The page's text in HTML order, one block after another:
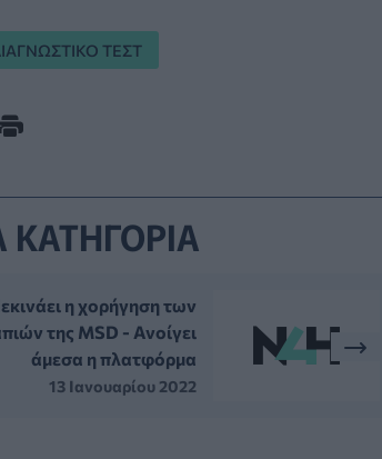
ΤΕΣΤ
ΚΑΤΗΓΟΡΙΑ
η χορήγηση των
της MSD - Ανοίγει
άμεσα η πλατφόρμα
13 Ιανουαρίου 2022